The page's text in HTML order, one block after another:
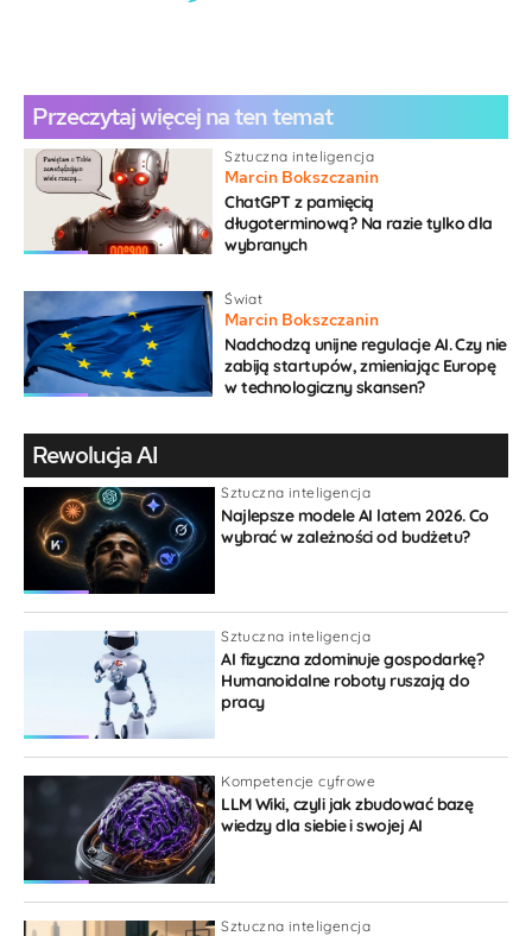
Gość
{} [+]
Przeczytaj więcej na ten temat
Sztuczna inteligencja
Marcin Bokszczanin
ChatGPT z pamięcią
długoterminową? Na razie tylko dla
wybranych
Świat
Marcin Bokszczanin
Nadchodzą unijne regulacje AI. Czy nie
zabiją startupów, zmieniając Europę
w technologiczny skansen?
Rewolucja AI
Sztuczna inteligencja
Najlepsze modele AI latem 2026. Co
wybrać w zależności od budżetu?
Sztuczna inteligencja
AI fizyczna zdominuje gospodarkę?
Humanoidalne roboty ruszają do
pracy
Kompetencje cyfrowe
LLM Wiki, czyli jak zbudować bazę
wiedzy dla siebie i swojej AI
Sztuczna inteligencja